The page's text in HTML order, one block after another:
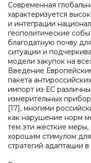
Современная
характеризуется
и интеграции
геополитические
благодатную почву
ситуации и
модели закупок на
Введение
пакета
импорт из ЕС
измерительных
[17], многими
как нарушение норм
тем эти жесткие
хорошим стимулом
стратегий адаптации